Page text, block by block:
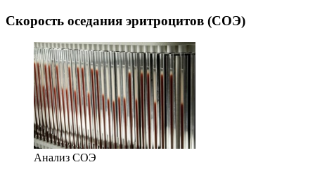
Скорость оседания эритроцитов (СОЭ)
Анализ СОЭ